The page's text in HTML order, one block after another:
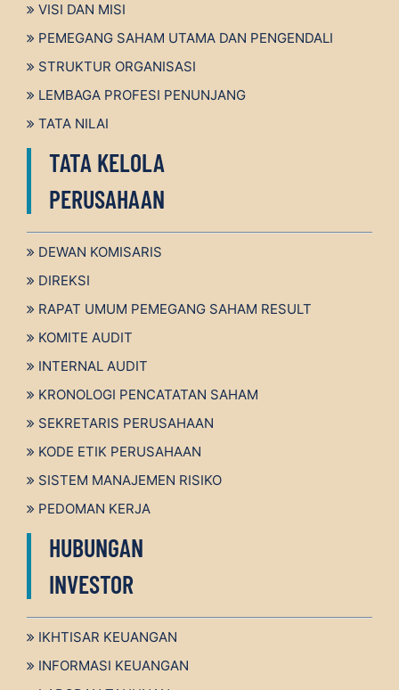
VISI DAN MISI
PEMEGANG SAHAM UTAMA DAN PENGENDALI
STRUKTUR ORGANISASI
LEMBAGA PROFESI PENUNJANG
TATA NILAI
TATA KELOLA
PERUSAHAAN
DEWAN KOMISARIS
DIREKSI
RAPAT UMUM PEMEGANG SAHAM RESULT
KOMITE AUDIT
INTERNAL AUDIT
KRONOLOGI PENCATATAN SAHAM
SEKRETARIS PERUSAHAAN
KODE ETIK PERUSAHAAN
SISTEM MANAJEMEN RISIKO
PEDOMAN KERJA
HUBUNGAN
INVESTOR
IKHTISAR KEUANGAN
INFORMASI KEUANGAN